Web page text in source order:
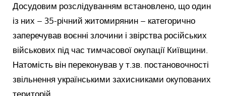
Досудовим розслідуванням встановлено, що один
із них – 35-річний житомирянин – категорично
заперечував воєнні злочини і звірства російських
військових під час тимчасової окупації Київщини.
Натомість він переконував у т.зв. постановочності
звільнення українськими захисниками окупованих